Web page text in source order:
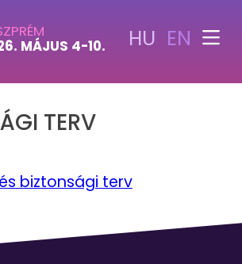
MÁJUS 4-10. HU EN
TERV
biztonsági terv